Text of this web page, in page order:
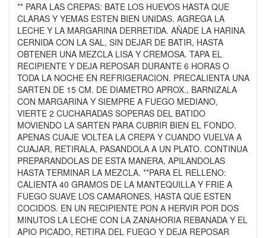
** PARA LAS CREPAS: BATE LOS HUEVOS HASTA QUE
CLARAS Y YEMAS ESTEN BIEN UNIDAS. AGREGA LA
LECHE Y LA MARGARINA DERRETIDA. AÑADE LA HARINA
CERNIDA CON LA SAL, SIN DEJAR DE BATIR, HASTA
OBTENER UNA MEZCLA LISA Y CREMOSA. TAPA EL
RECIPIENTE Y DEJA REPOSAR DURANTE 6 HORAS O
TODA LA NOCHE EN REFRIGERACION. PRECALIENTA UNA
SARTEN DE 15 CM. DE DIAMETRO APROX., BARNIZALA
CON MARGARINA Y SIEMPRE A FUEGO MEDIANO,
VIERTE 2 CUCHARADAS SOPERAS DEL BATIDO
MOVIENDO LA SARTEN PARA CUBRIR BIEN EL FONDO.
APENAS CUAJE VOLTEA LA CREPA Y CUANDO VUELVA A
CUAJAR, RETIRALA, PASANDOLA A UN PLATO. CONTINUA
PREPARANDOLAS DE ESTA MANERA, APILANDOLAS
HASTA TERMINAR LA MEZCLA. **PARA EL RELLENO:
CALIENTA 40 GRAMOS DE LA MANTEQUILLA Y FRIE A
FUEGO SUAVE LOS CAMARONES, HASTA QUE ESTEN
COCIDOS. EN UN RECIPIENTE PON A HERVIR POR DOS
MINUTOS LA LECHE CON LA ZANAHORIA REBANADA Y EL
APIO PICADO, RETIRA DEL FUEGO Y DEJA REPOSAR